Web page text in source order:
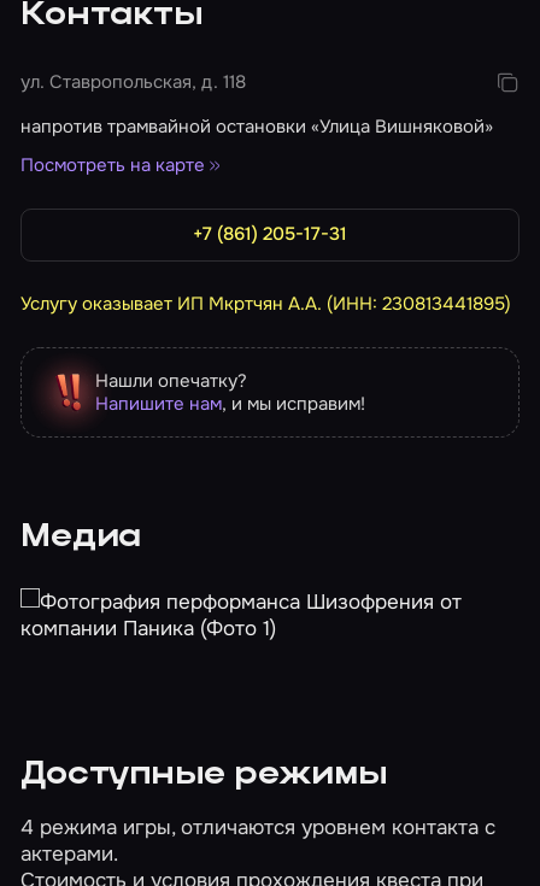
Контакты
ул. Ставропольская, д. 118
напротив трамвайной остановки «Улица Вишняковой»
Посмотреть на карте
+7 (861) 205-17-31
Услугу оказывает ИП Мкртчян А.А. (ИНН: 230813441895)
Нашли опечатку?
Напишите нам, и мы исправим!
Медиа
Доступные режимы
4 режима игры, отличаются уровнем контакта с
актерами.
Стоимость и условия прохождения квеста при